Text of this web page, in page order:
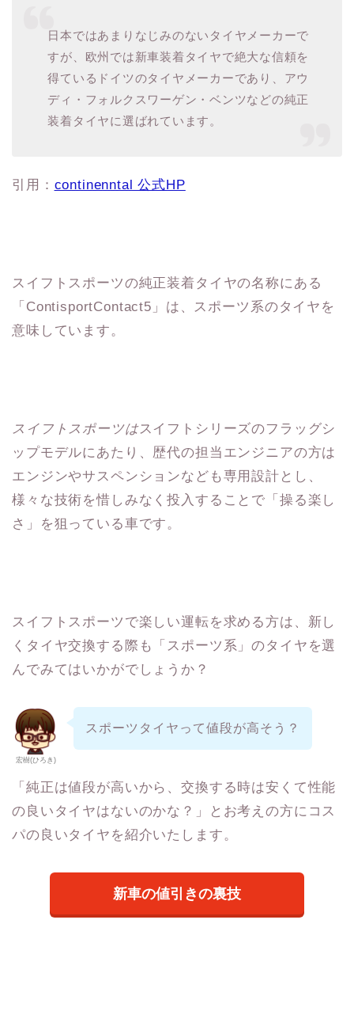
日本ではあまりなじみのないタイヤメーカーで
すが、欧州では新車装着タイヤで絶大な信頼を
得ているドイツのタイヤメーカーであり、アウ
ディ・フォルクスワーゲン・ベンツなどの純正
装着タイヤに選ばれています。
引用： continenntal 公式HP
スイフトスポーツの純正装着タイヤの名称にある
「ContisportContact5」は、スポーツ系のタイヤを
意味しています。
スイフトスポーツはスイフトシリーズのフラッグシ
ップモデルにあたり、歴代の担当エンジニアの方は
エンジンやサスペンションなども専用設計とし、
様々な技術を惜しみなく投入することで「操る楽し
さ」を狙っている車です。
スイフトスポーツで楽しい運転を求める方は、新し
くタイヤ交換する際も「スポーツ系」のタイヤを選
んでみてはいかがでしょうか？
宏樹(ひろき)
スポーツタイヤって値段が高そう？
「純正は値段が高いから、交換する時は安くて性能
の良いタイヤはないのかな？」とお考えの方にコス
パの良いタイヤを紹介いたします。
新車の値引きの裏技